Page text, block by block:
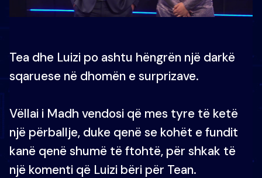
Tea dhe Luizi po ashtu hëngrën një darkë
sqaruese në dhomën e surprizave.
Vëllai i Madh vendosi që mes tyre të ketë
një përballje, duke qenë se kohët e fundit
kanë qenë shumë të ftohtë, për shkak të
një komenti që Luizi bëri për Tean.